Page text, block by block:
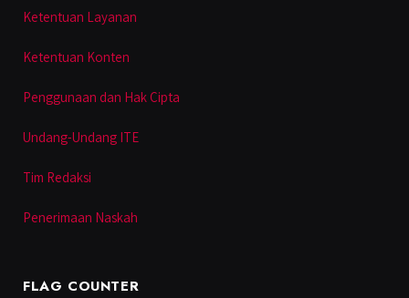
Ketentuan Layanan
Ketentuan Konten
Penggunaan dan Hak Cipta
Undang-Undang ITE
Tim Redaksi
Penerimaan Naskah
FLAG COUNTER